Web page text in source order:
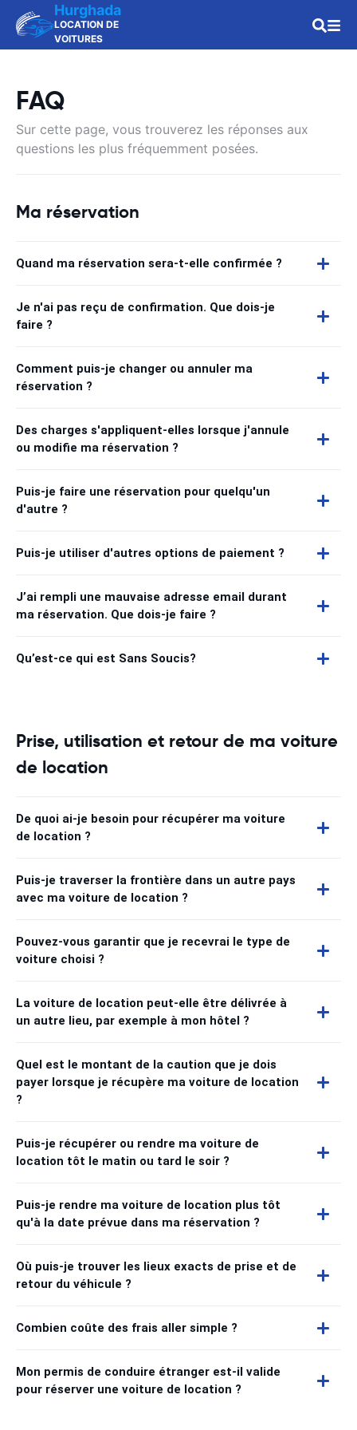
Hurghada
LOCATION DE
VOITURES
FAQ
Sur cette page, vous trouverez les réponses aux
questions les plus fréquemment posées.
Ma réservation
Quand ma réservation sera-t-elle confirmée ?
Je n'ai pas reçu de confirmation. Que dois-je
faire ?
Comment puis-je changer ou annuler ma
réservation ?
Des charges s'appliquent-elles lorsque j'annule
ou modifie ma réservation ?
Puis-je faire une réservation pour quelqu'un
d'autre ?
Puis-je utiliser d'autres options de paiement ?
J’ai rempli une mauvaise adresse email durant
ma réservation. Que dois-je faire ?
Qu’est-ce qui est Sans Soucis?
Prise, utilisation et retour de ma voiture
de location
De quoi ai-je besoin pour récupérer ma voiture
de location ?
Puis-je traverser la frontière dans un autre pays
avec ma voiture de location ?
Pouvez-vous garantir que je recevrai le type de
voiture choisi ?
La voiture de location peut-elle être délivrée à
un autre lieu, par exemple à mon hôtel ?
Quel est le montant de la caution que je dois
payer lorsque je récupère ma voiture de location
?
Puis-je récupérer ou rendre ma voiture de
location tôt le matin ou tard le soir ?
Puis-je rendre ma voiture de location plus tôt
qu'à la date prévue dans ma réservation ?
Où puis-je trouver les lieux exacts de prise et de
retour du véhicule ?
Combien coûte des frais aller simple ?
Mon permis de conduire étranger est-il valide
pour réserver une voiture de location ?